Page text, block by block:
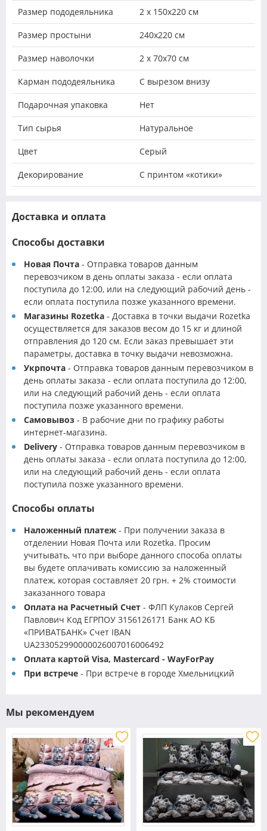
Размер пододеяльника 2 х 150х220 см
Размер простыни 240х220 см
Размер наволочки 2 х 70х70 см
Карман пододеяльника С вырезом внизу
Подарочная упаковка Нет
Тип сырья Натуральное
Цвет Серый
Декорирование С принтом «котики»
Доставка и оплата
Способы доставки
Новая Почта - Отправка товаров данным
перевозчиком в день оплаты заказа - если оплата
поступила до 12:00, или на следующий рабочий день -
если оплата поступила позже указанного времени.
Магазины Rozetka - Доставка в точки выдачи Rozetka
осуществляется для заказов весом до 15 кг и длиной
отправления до 120 см. Если заказ превышает эти
параметры, доставка в точку выдачи невозможна.
Укрпочта - Отправка товаров данным перевозчиком в
день оплаты заказа - если оплата поступила до 12:00,
или на следующий рабочий день - если оплата
поступила позже указанного времени.
Самовывоз - В рабочие дни по графику работы
интернет-магазина.
Delivery - Отправка товаров данным перевозчиком в
день оплаты заказа - если оплата поступила до 12:00,
или на следующий рабочий день - если оплата
поступила позже указанного времени.
Способы оплаты
Наложенный платеж - При получении заказа в
отделении Новая Почта или Rozetka. Просим
учитывать, что при выборе данного способа оплаты
вы будете оплачивать комиссию за наложенный
платеж, которая составляет 20 грн. + 2% стоимости
заказанного товара
Оплата на Расчетный Счет - ФЛП Кулаков Сергей
Павлович Код ЕГРПОУ 3156126171 Банк АО КБ
«ПРИВАТБАНК» Счет IBAN
UA233052990000026007016006492
Оплата картой Visa, Mastercard - WayForPay
При встрече - При встрече в городе Хмельницкий
Мы рекомендуем